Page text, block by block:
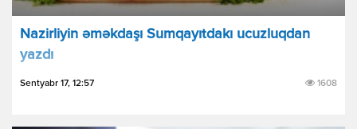
Nazirliyin əməkdaşı Sumqayıtdakı ucuzluqdan
yazdı
Sentyabr 17, 12:57 1608